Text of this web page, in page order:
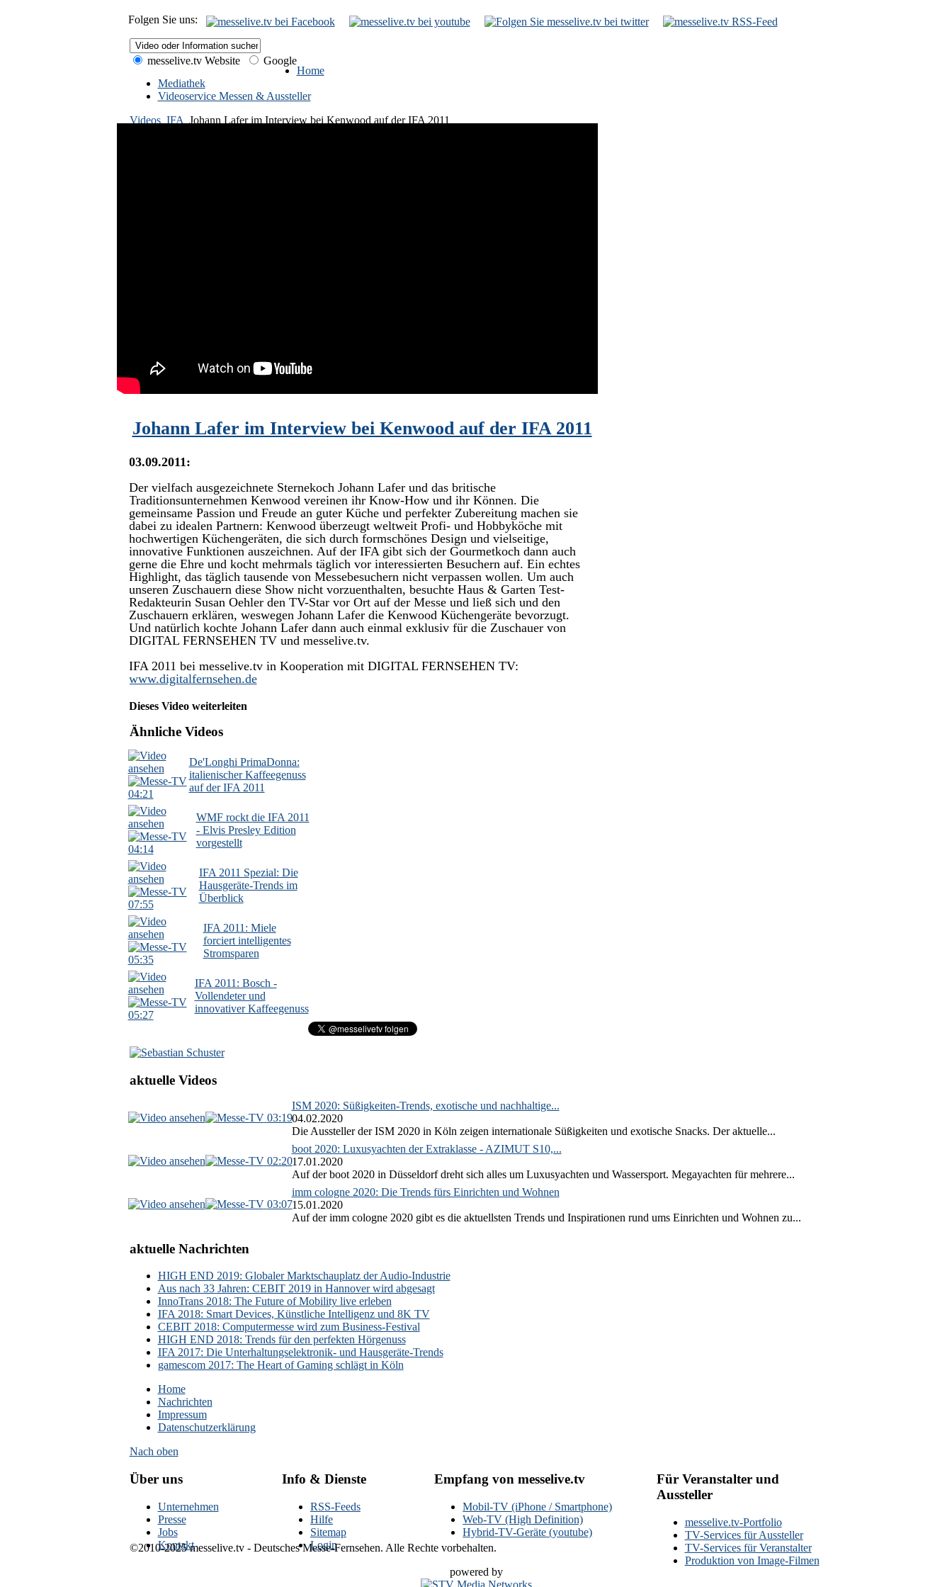
Folgen Sie uns:
messelive.tv Website
Google
Home
Mediathek
Videoservice Messen & Aussteller
Videos IFA Johann Lafer im Interview bei Kenwood auf der IFA 2011
Johann Lafer im Interview bei Kenwood auf der IFA 2011
03.09.2011:
Der vielfach ausgezeichnete Sternekoch Johann Lafer und das britische
Traditionsunternehmen Kenwood vereinen ihr Know-How und ihr Können. Die
gemeinsame Passion und Freude an guter Küche und perfekter Zubereitung machen sie
dabei zu idealen Partnern: Kenwood überzeugt weltweit Profi- und Hobbyköche mit
hochwertigen Küchengeräten, die sich durch formschönes Design und vielseitige,
innovative Funktionen auszeichnen. Auf der IFA gibt sich der Gourmetkoch dann auch
gerne die Ehre und kocht mehrmals täglich vor interessierten Besuchern auf. Ein echtes
Highlight, das täglich tausende von Messebesuchern nicht verpassen wollen. Um auch
unseren Zuschauern diese Show nicht vorzuenthalten, besuchte Haus & Garten Test-
Redakteurin Susan Oehler den TV-Star vor Ort auf der Messe und ließ sich und den
Zuschauern erklären, weswegen Johann Lafer die Kenwood Küchengeräte bevorzugt.
Und natürlich kochte Johann Lafer dann auch einmal exklusiv für die Zuschauer von
DIGITAL FERNSEHEN TV und messelive.tv.
IFA 2011 bei messelive.tv in Kooperation mit DIGITAL FERNSEHEN TV:
www.digitalfernsehen.de
Dieses Video weiterleiten
Ähnliche Videos
04:21
De'Longhi PrimaDonna:
italienischer Kaffeegenuss
auf der IFA 2011
04:14
WMF rockt die IFA 2011
- Elvis Presley Edition
vorgestellt
07:55
IFA 2011 Spezial: Die
Hausgeräte-Trends im
Überblick
05:35
IFA 2011: Miele
forciert intelligentes
Stromsparen
05:27
IFA 2011: Bosch -
Vollendeter und
innovativer Kaffeegenuss
aktuelle Videos
03:19
ISM 2020: Süßigkeiten-Trends, exotische und nachhaltige...
04.02.2020
Die Aussteller der ISM 2020 in Köln zeigen internationale Süßigkeiten und exotische Snacks. Der aktuelle...
02:20
boot 2020: Luxusyachten der Extraklasse - AZIMUT S10,...
17.01.2020
Auf der boot 2020 in Düsseldorf dreht sich alles um Luxusyachten und Wassersport. Megayachten für mehrere...
03:07
imm cologne 2020: Die Trends fürs Einrichten und Wohnen
15.01.2020
Auf der imm cologne 2020 gibt es die aktuellsten Trends und Inspirationen rund ums Einrichten und Wohnen zu...
aktuelle Nachrichten
HIGH END 2019: Globaler Marktschauplatz der Audio-Industrie
Aus nach 33 Jahren: CEBIT 2019 in Hannover wird abgesagt
InnoTrans 2018: The Future of Mobility live erleben
IFA 2018: Smart Devices, Künstliche Intelligenz und 8K TV
CEBIT 2018: Computermesse wird zum Business-Festival
HIGH END 2018: Trends für den perfekten Hörgenuss
IFA 2017: Die Unterhaltungselektronik- und Hausgeräte-Trends
gamescom 2017: The Heart of Gaming schlägt in Köln
Home
Nachrichten
Impressum
Datenschutzerklärung
Nach oben
Über uns
Unternehmen
Presse
Jobs
Kontakt
Info & Dienste
RSS-Feeds
Hilfe
Sitemap
Login
Empfang von messelive.tv
Mobil-TV (iPhone / Smartphone)
Web-TV (High Definition)
Hybrid-TV-Geräte (youtube)
Für Veranstalter und
Aussteller
messelive.tv-Portfolio
TV-Services für Aussteller
TV-Services für Veranstalter
Produktion von Image-Filmen
©2010-2025 messelive.tv - Deutsches Messe-Fernsehen. Alle Rechte vorbehalten.
powered by